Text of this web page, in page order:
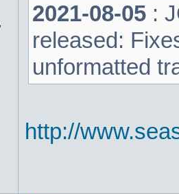
2021-08-05 :
released:
unformatted
http://